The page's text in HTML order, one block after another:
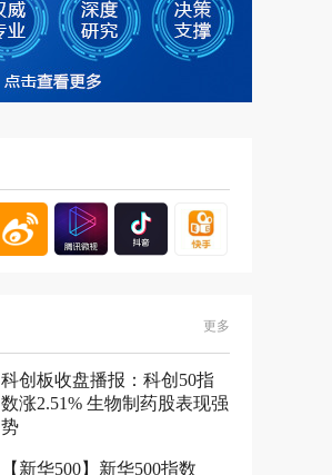
更多
科创板收盘播报：科创50指
数涨2.51% 生物制药股表现强
势
【新华500】新华500指数